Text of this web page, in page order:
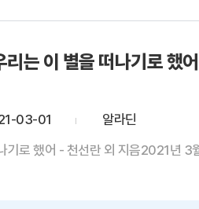
리는 이 별을 떠나기로 했어
03-01
알라딘
기로 했어 - 천선란 외 지음2021년